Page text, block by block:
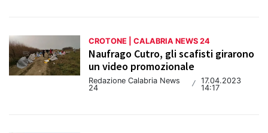
CROTONE | CALABRIA NEWS 24
Naufrago Cutro, gli scafisti girarono
un video promozionale
Redazione Calabria News
24
/
17.04.2023
14:17